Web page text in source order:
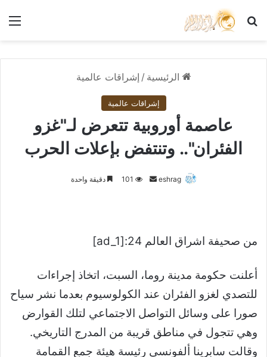
بحث عن
الرئيسية / إشراقات عالمية
إشراقات عالمية
عاصمة أوروبية تتعرض لـ"غزو
الفئران".. وتنتفض بإعلات الحرب
eshrag
أرسل 101 دقيقة واحدة
من صحيفة اشراق العالم 24:[ad_1]
أعلنت حكومة مدينة روما، السبت، اتخاذ إجراءات
للتصدي لغزو الفئران عند الكولوسيوم بعدما نشر سياح
صورا على وسائل التواصل الاجتماعي لتلك القوارض
وهي تتجول في مناطق قريبة من المدرج التاريخي.
وقالت سابرينا ألفونسي رئيسة هيئة جمع القمامة